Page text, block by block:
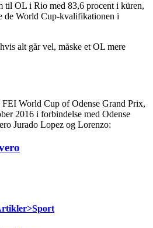
til OL i Rio med 83,6 procent i küren,
de World Cup-kvalifikationen i
alt går vel, måske et OL mere
World Cup of Odense Grand Prix,
2016 i forbindelse med Odense
Jurado Lopez og Lorenzo: